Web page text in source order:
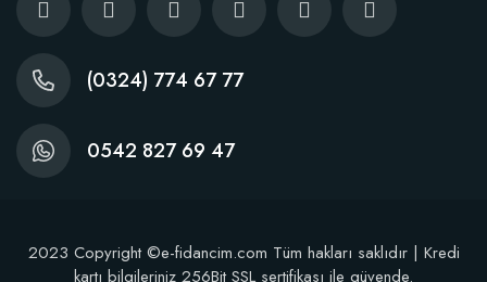
(0324) 774 67 77
0542 827 69 47
2023 Copyright ©e-fidancim.com Tüm hakları saklıdır | Kredi
kartı bilgileriniz 256Bit SSL sertifikası ile güvende.